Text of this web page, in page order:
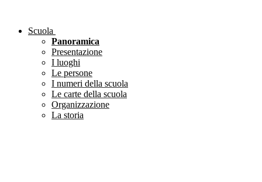
Scuola
Panoramica
Presentazione
I luoghi
Le persone
I numeri della scuola
Le carte della scuola
Organizzazione
La storia